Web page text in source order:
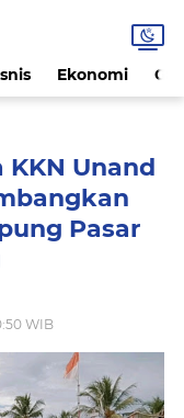
Ekonomi
Unand
Pasar
WIB